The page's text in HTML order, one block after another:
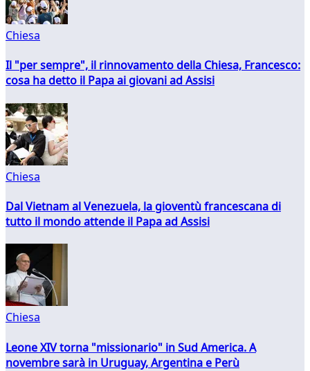
Chiesa
Il "per sempre", il rinnovamento della Chiesa, Francesco:
cosa ha detto il Papa ai giovani ad Assisi
Chiesa
Dal Vietnam al Venezuela, la gioventù francescana di
tutto il mondo attende il Papa ad Assisi
Chiesa
Leone XIV torna "missionario" in Sud America. A
novembre sarà in Uruguay, Argentina e Perù